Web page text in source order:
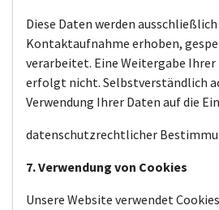
Diese Daten werden
Kontaktaufnahme erhoben,
verarbeitet. Eine Weitergabe
erfolgt nicht. Selbstverständlich
Verwendung Ihrer Daten auf die
datenschutzrechtlicher
7. Verwendung von Cookies
Unsere Website verwendet